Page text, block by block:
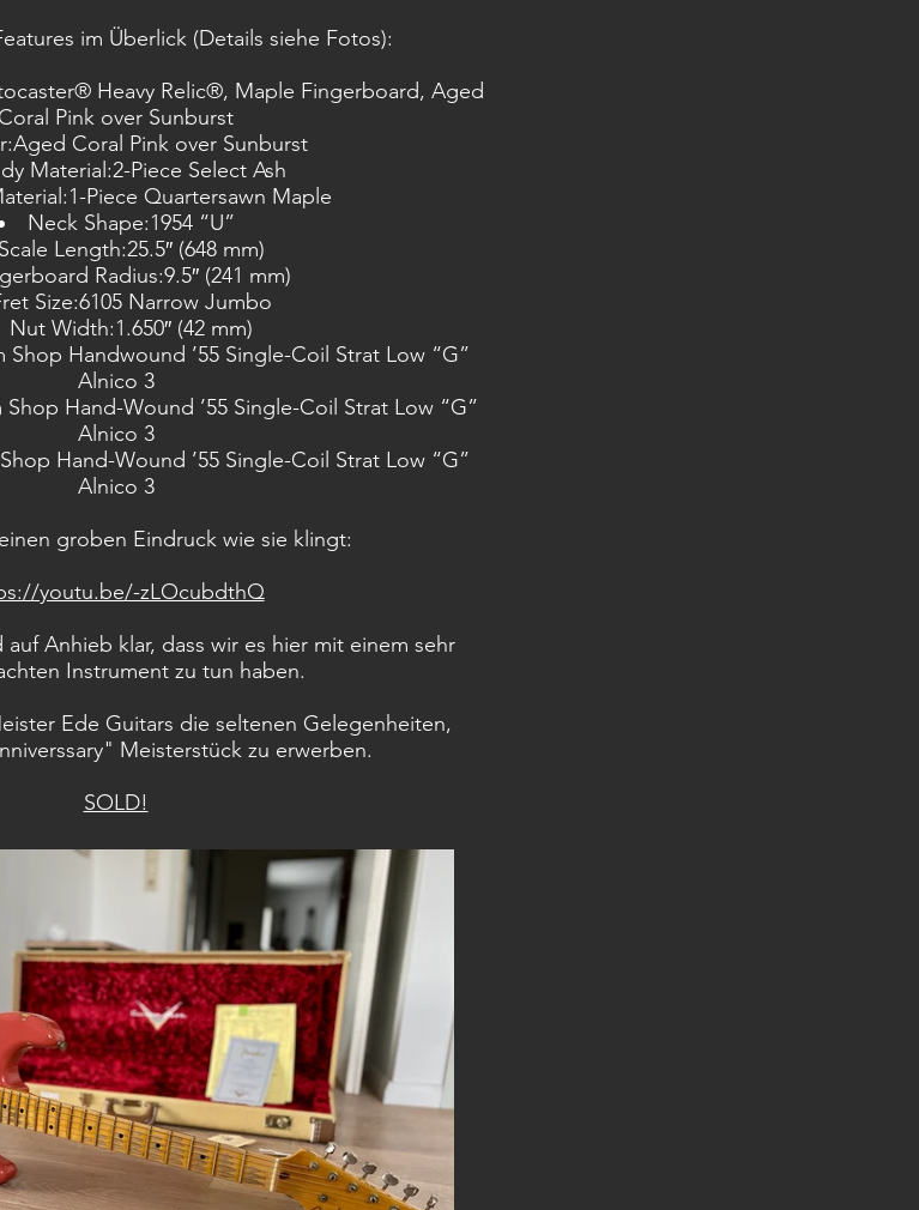
im Überlick (Details siehe Fotos):
Heavy Relic®, Maple Fingerboard, Aged
Coral Pink over Sunburst
Coral Pink over Sunburst
Material:2-Piece Select Ash
Piece Quartersawn Maple
Neck Shape:1954 “U”
Scale Length:25.5″ (648 mm)
Radius:9.5″ (241 mm)
Size:6105 Narrow Jumbo
Nut Width:1.650″ (42 mm)
Handwound ’55 Single-Coil Strat Low “G”
Alnico 3
Hand-Wound ’55 Single-Coil Strat Low “G”
Alnico 3
Hand-Wound ’55 Single-Coil Strat Low “G”
Alnico 3
groben Eindruck wie sie klingt:
youtu.be/-zLOcubdthQ
Anhieb klar, dass wir es hier mit einem sehr
Instrument zu tun haben.
Ede Guitars die seltenen Gelegenheiten,
Meisterstück zu erwerben.
SOLD!